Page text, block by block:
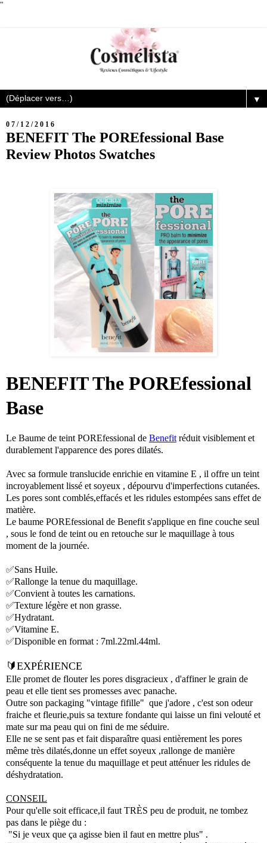
"
▼
07/12/2016
BENEFIT The POREfessional Base
Review Photos Swatches
BENEFIT The POREfessional
Base
Le Baume de teint POREfessional de Benefit réduit visiblement et
durablement l'apparence des pores dilatés.
Avec sa formule translucide enrichie en vitamine E , il offre un teint
incroyablement lissé et soyeux , dépourvu d'imperfections cutanées.
Les pores sont comblés,effacés et les ridules estompées sans effet de
matière.
Le baume POREfessional de Benefit s'applique en fine couche seul
, sous le fond de teint ou en retouche sur le maquillage à tous
moment de la journée.
✅Sans Huile.
✅Rallonge la tenue du maquillage.
✅Convient à toutes les carnations.
✅Texture légère et non grasse.
✅Hydratant.
✅Vitamine E.
✅Disponible en format : 7ml.22ml.44ml.
🔰EXPÉRIENCE
Elle promet de flouter les pores disgracieux , d'affiner le grain de
peau et elle tient ses promesses avec panache.
Outre son packaging "vintage fifille" que j'adore , c'est son odeur
fraiche et fleurie,puis sa texture fondante qui laisse un fini velouté et
mate sur ma peau qui on fini de me séduire.
Elle ne se sent pas et fait disparaître quasi entièrement les pores
même très dilatés,donne un effet soyeux ,rallonge de manière
conséquente la tenue du maquillage et peut atténuer les ridules de
déshydratation.
CONSEIL
Pour qu'elle soit efficace,il faut TRÈS peu de produit, ne tombez
pas dans le piège du :
"Si je veux que ça agisse bien il faut en mettre plus" .